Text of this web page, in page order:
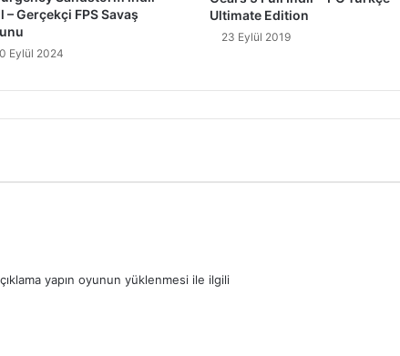
– Gerçekçi FPS Savaş
Eylül 2024
Ultimate Edition
23 Eylül 2019
yapın oyunun yüklenmesi ile ilgili